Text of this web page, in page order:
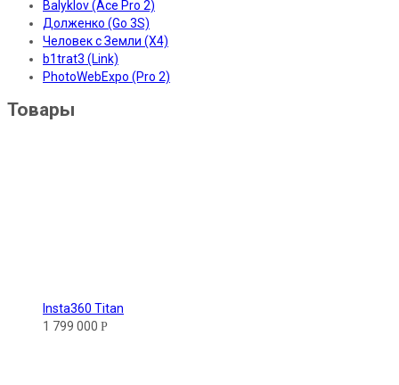
Balyklov (Ace Pro 2)
Долженко (Go 3S)
Человек с Земли (X4)
b1trat3 (Link)
PhotoWebExpo (Pro 2)
Товары
Insta360 Titan
1 799 000 Р